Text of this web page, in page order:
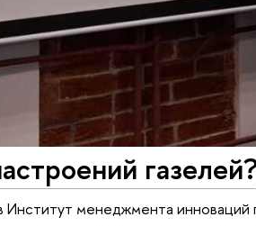
менеджмента инноваций